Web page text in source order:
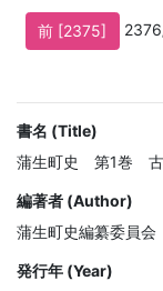
前 [2375]
書名 (Title)
蒲生町史 第1巻 古
編著者 (Author)
蒲生町史編纂委員会
発行年 (Year)